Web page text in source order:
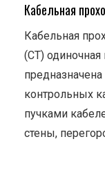
Кабельная
Кабельная
(СТ) одиночная
контрольных
пучками
стены,